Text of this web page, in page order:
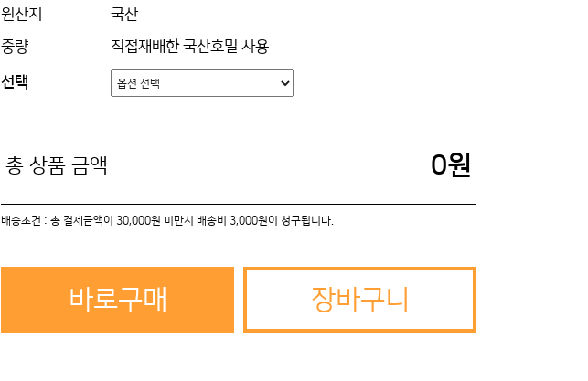
원산지
국산
중량
직접재배한 국산호밀 사용
선택
총 상품 금액 0원
배송조건 : 총 결제금액이 30,000원 미만시 배송비 3,000원이 청구됩니다.
바로구매 장바구니